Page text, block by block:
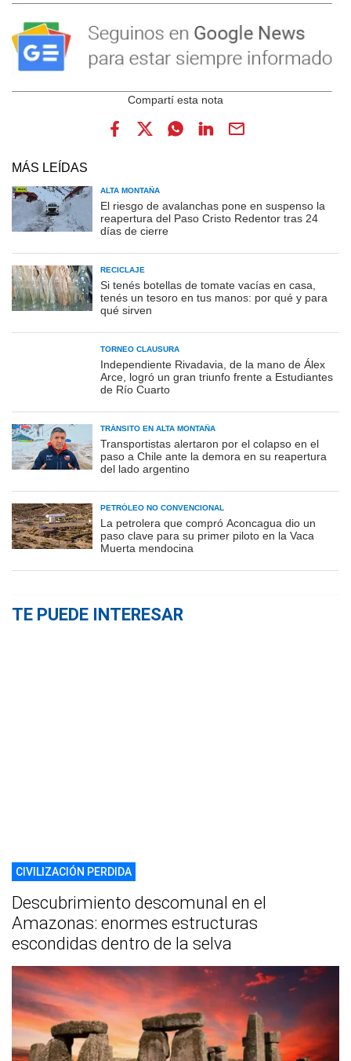
MÁS LEÍDAS
ALTA MONTAÑA
El riesgo de avalanchas pone en suspenso la
reapertura del Paso Cristo Redentor tras 24
días de cierre
RECICLAJE
Si tenés botellas de tomate vacías en casa,
tenés un tesoro en tus manos: por qué y para
qué sirven
TORNEO CLAUSURA
Independiente Rivadavia, de la mano de Álex
Arce, logró un gran triunfo frente a Estudiantes
de Río Cuarto
TRÁNSITO EN ALTA MONTAÑA
Transportistas alertaron por el colapso en el
paso a Chile ante la demora en su reapertura
del lado argentino
PETRÓLEO NO CONVENCIONAL
La petrolera que compró Aconcagua dio un
paso clave para su primer piloto en la Vaca
Muerta mendocina
TE PUEDE INTERESAR
CIVILIZACIÓN PERDIDA
Descubrimiento descomunal en el
Amazonas: enormes estructuras
escondidas dentro de la selva